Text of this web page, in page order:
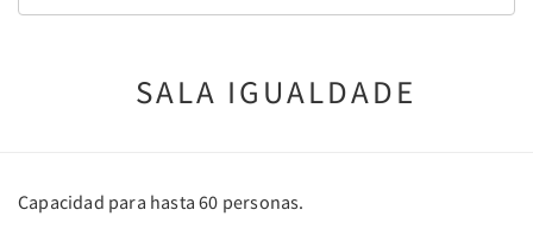
SALA IGUALDADE
Capacidad para hasta 60 personas.